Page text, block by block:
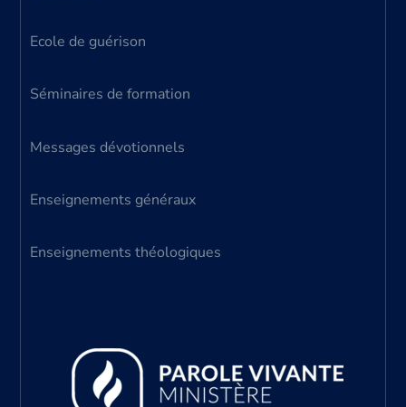
Ecole de guérison
Séminaires de formation
Messages dévotionnels
Enseignements généraux
Enseignements théologiques